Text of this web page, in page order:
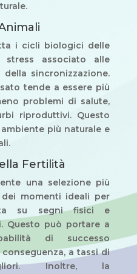
i cicli biologici delle
associato alle
sincronizzazione.
tende a essere più
problemi di salute,
riproduttivi. Questo
più naturale e
Fertilità
una selezione più
momenti ideali per
su segni fisici e
Questo può portare a
di successo
a tassi di
Inoltre, la